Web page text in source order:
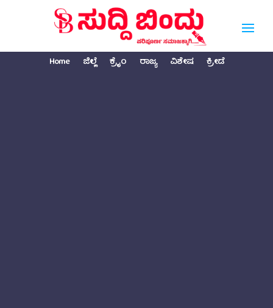
Home ಜಿಲ್ಲೆ ಕ್ರೈಂ ರಾಜ್ಯ ವಿಶೇಷ ಕ್ರೀಡೆ